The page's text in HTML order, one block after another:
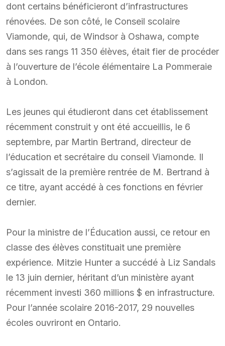
dont certains bénéficieront d’infrastructures
rénovées. De son côté, le Conseil scolaire
Viamonde, qui, de Windsor à Oshawa, compte
dans ses rangs 11 350 élèves, était fier de procéder
à l’ouverture de l’école élémentaire La Pommeraie
à London.
Les jeunes qui étudieront dans cet établissement
récemment construit y ont été accueillis, le 6
septembre, par Martin Bertrand, directeur de
l’éducation et secrétaire du conseil Viamonde. Il
s’agissait de la première rentrée de M. Bertrand à
ce titre, ayant accédé à ces fonctions en février
dernier.
Pour la ministre de l’Éducation aussi, ce retour en
classe des élèves constituait une première
expérience. Mitzie Hunter a succédé à Liz Sandals
le 13 juin dernier, héritant d’un ministère ayant
récemment investi 360 millions $ en infrastructure.
Pour l’année scolaire 2016-2017, 29 nouvelles
écoles ouvriront en Ontario.